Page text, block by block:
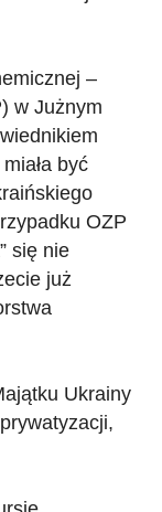
–
w Jużnym
być
OZP
się nie
już
Ukrainy